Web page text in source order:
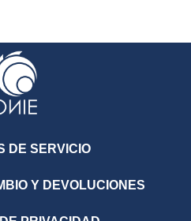
DE SERVICIO
Y DEVOLUCIONES